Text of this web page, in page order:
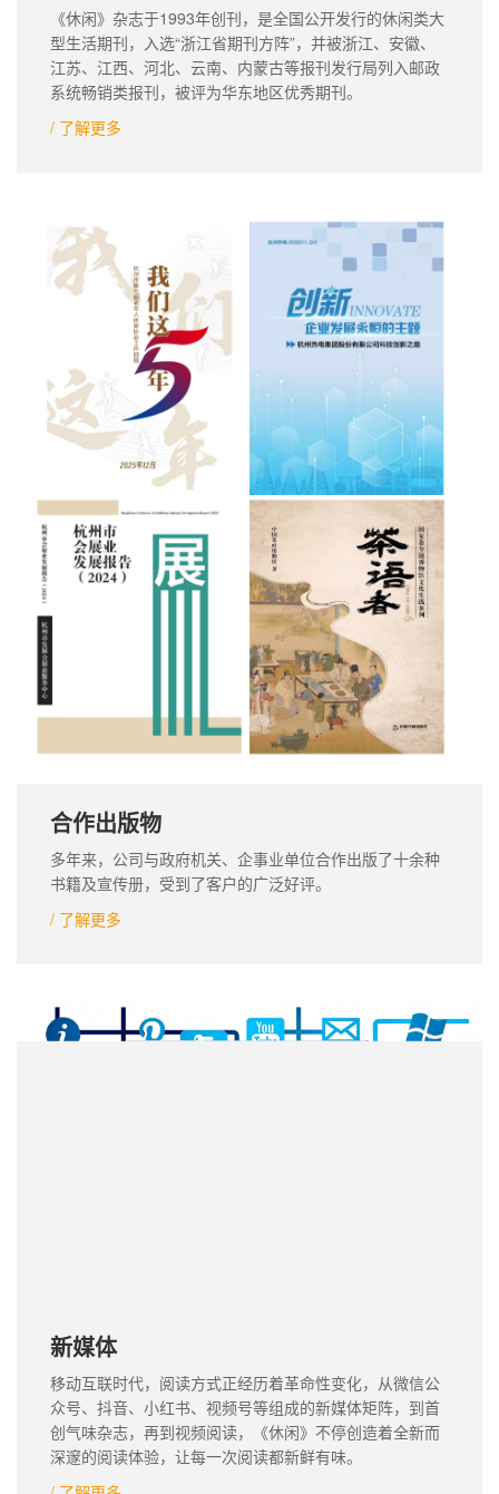
《休闲》杂志于1993年创刊，是全国公开发行的休闲类大
型生活期刊，入选“浙江省期刊方阵”，并被浙江、安徽、
江苏、江西、河北、云南、内蒙古等报刊发行局列入邮政
系统畅销类报刊，被评为华东地区优秀期刊。
/ 了解更多
合作出版物
多年来，公司与政府机关、企事业单位合作出版了十余种
书籍及宣传册，受到了客户的广泛好评。
/ 了解更多
新媒体
移动互联时代，阅读方式正经历着革命性变化，从微信公
众号、抖音、小红书、视频号等组成的新媒体矩阵，到首
创气味杂志，再到视频阅读，《休闲》不停创造着全新而
深邃的阅读体验，让每一次阅读都新鲜有味。